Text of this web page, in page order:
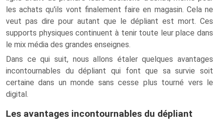
les achats qu'ils vont finalement faire en magasin. Cela ne
veut pas dire pour autant que le dépliant est mort. Ces
supports physiques continuent à tenir toute leur place dans
le mix média des grandes enseignes.
Dans ce qui suit, nous allons étaler quelques avantages
incontournables du dépliant qui font que sa survie soit
certaine dans un monde sans cesse plus tourné vers le
digital.
Les avantages incontournables du dépliant